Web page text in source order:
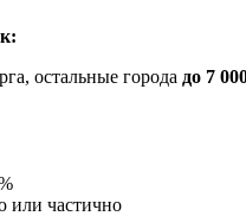
остальные города до 7
или частично